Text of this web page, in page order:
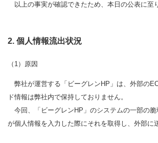
以上の事実が確認できたため、本日の公表に至
2. 個人情報流出状況
（1）原因
弊社が運営する「ビーグレンHP」は、外部の
ド情報は弊社内で保持しておりません。
今回、「ビーグレンHP」のシステムの一部の
が個人情報を入力した際にそれを取得し、外部